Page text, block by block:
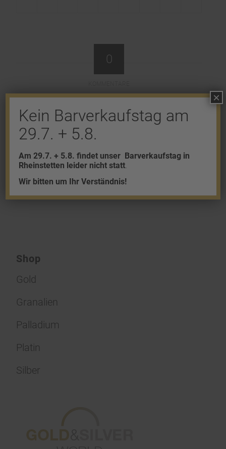
0
Hinterlasse uns deinen Kommentar!
Du musstangemeldetsein, um einen
Kommentar abzugeben.
Shop
Gold
Granalien
Palladium
Platin
Silber
Kein Barverkaufstag am
29.7. + 5.8.
Am 29.7. + 5.8. findet unser Barverkaufstag in
Rheinstetten leider nicht statt
Wir bitten um Ihr Verständnis!
×